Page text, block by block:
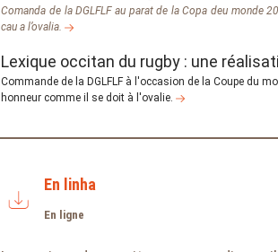
Comanda de la DGLFLF au parat de la Copa deu monde
cau a l’ovalia.
Lexique occitan du rugby : une
Commande de la DGLFLF à l'occasion de la Coupe du
honneur comme il se doit à l'ovalie.
En linha
En ligne